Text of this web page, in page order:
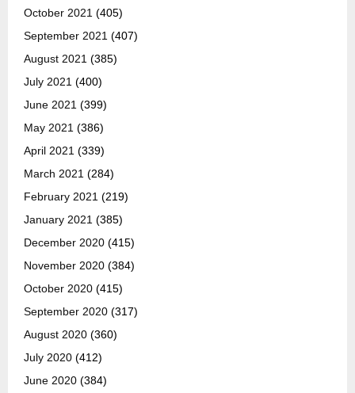
October 2021 (405)
September 2021 (407)
August 2021 (385)
July 2021 (400)
June 2021 (399)
May 2021 (386)
April 2021 (339)
March 2021 (284)
February 2021 (219)
January 2021 (385)
December 2020 (415)
November 2020 (384)
October 2020 (415)
September 2020 (317)
August 2020 (360)
July 2020 (412)
June 2020 (384)